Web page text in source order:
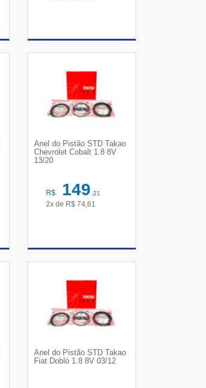
Anel do Pistão STD Takao
Chevrolet Cobalt 1.8 8V
13/20
R$ 149,21
2x de R$ 74,61
Anel do Pistão STD Takao
Fiat Doblò 1.8 8V 03/12